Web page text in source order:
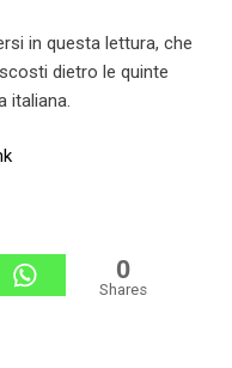
in questa lettura, che
dietro le quinte
italiana.
0
Shares